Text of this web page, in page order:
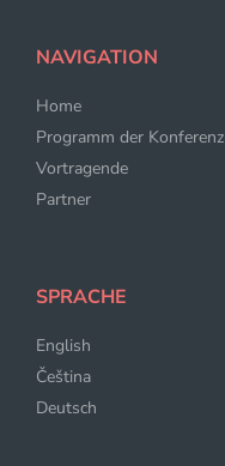
NAVIGATION
Home
Programm der Konferenz
Vortragende
Partner
SPRACHE
English
Čeština
Deutsch